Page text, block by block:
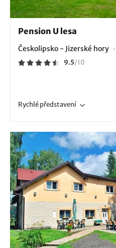
Pension U lesa
Českolipsko - Jizerské hory
9.5/10
Rychlépředstavení